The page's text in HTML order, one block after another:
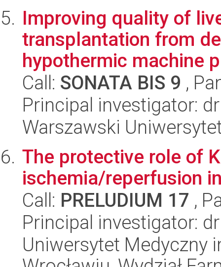
Improving quality of
transplantation from
hypothermic machine
Call: SONATA BIS 9 ,
Principal investigator:
Warszawski
The protective role of
ischemia/reperfusion
Call: PRELUDIUM 17 ,
Principal investigator:
Uniwersytet Medyczny